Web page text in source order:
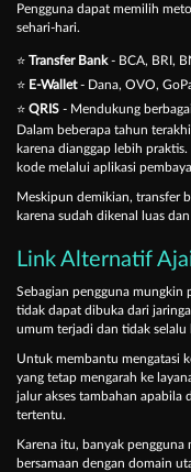
Pengguna dapat memilih
sehari-hari.
⭐ Transfer Bank- BCA, BRI,
⭐ E-Wallet- Dana, OVO,
⭐ QRIS - Mendukung
Dalam beberapa tahun
karena dianggap lebih
kode melalui aplikasi
Meskipun demikian, transfer
karena sudah dikenal luas
Link Alternatif
Sebagian pengguna mungkin
tidak dapat dibuka dari
umum terjadi dan tidak selalu
Untuk membantu mengatasi
yang tetap mengarah ke
jalur akses tambahan apabila
tertentu.
Karena itu, banyak
bersamaan dengan domain